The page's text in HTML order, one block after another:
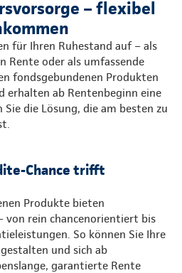
– flexibel
für Ihren Ruhestand auf – als
Rente oder als umfassende
fondsgebundenen Produkten
erhalten ab Rentenbeginn eine
die Lösung, die am besten zu
Chance trifft
Produkte bieten
von rein chancenorientiert bis
So können Sie Ihre
und sich ab
garantierte Rente